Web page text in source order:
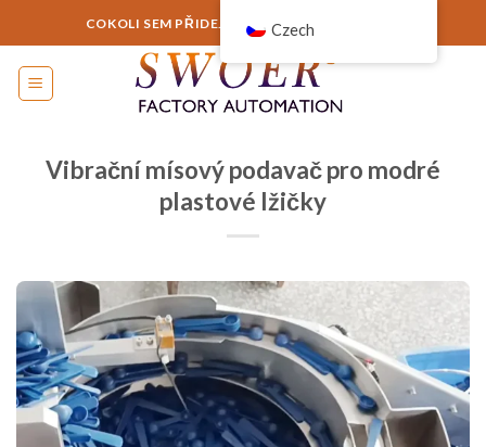
obsah
COKOLI SEM PŘIDEJTE NEBO TO ODEBERTE...
Vibrační mísový podavač pro modré
plastové lžičky
Czech